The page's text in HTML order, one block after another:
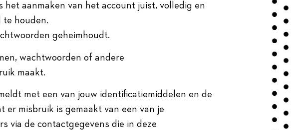
aanmaken van het account juist, volledig en
te houden.
geheimhoudt.
wachtwoorden of andere
maakt.
met een van jouw identificatiemiddelen en de
er misbruik is gemaakt van een van je
via de contactgegevens die in deze